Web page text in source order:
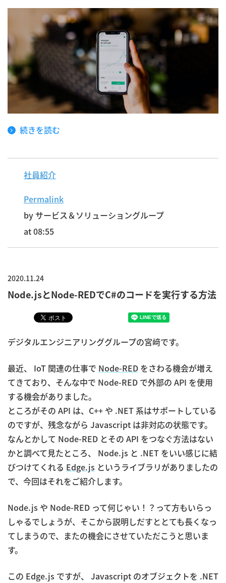
続きを読む
社員紹介
Permalink
by サービス＆ソリューショングループ
at 08:55
2020.11.24
Node.jsとNode-REDでC#のコードを実行する方法
デジタルエンジニアリンググループの宮﨑です。
最近、 IoT 関連の仕事で Node-RED をさわる機会が増え
てきており、そんな中で Node-RED で外部の API を使用
する機会がありました。
ところがその API は、C++ や .NET 系はサポートしている
のですが、残念ながら Javascript は非対応の状態です。
なんとかして Node-RED とその API をつなぐ方法はない
かと調べて見たところ、 Node.js と .NET をいい感じに結
びつけてくれる Edge.js というライブラリがありましたの
で、今回はそれをご紹介します。
Node.js や Node-RED って何じゃい！？って方もいらっ
しゃるでしょうが、そこから説明しだすととても長くなっ
てしまうので、またの機会にさせていただこうと思いま
す。
この Edge.js ですが、 Javascript のオブジェクトを .NET